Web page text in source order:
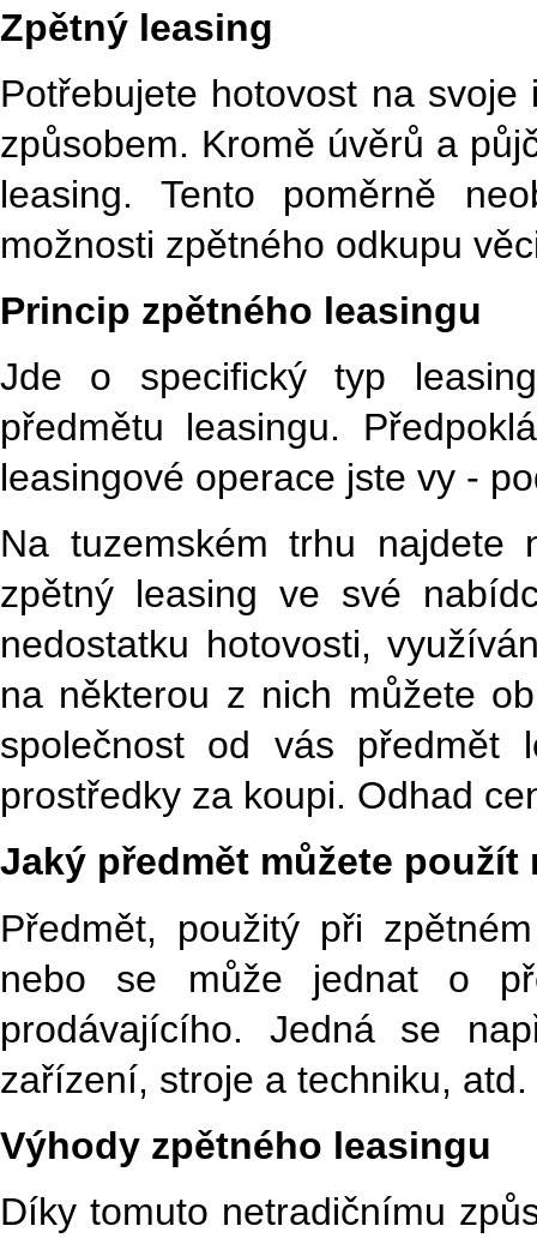
Zpětný leasing
Potřebujete hotovost na
způsobem. Kromě úvěrů a
leasing. Tento poměrně
možnosti zpětného odkupu
Princip zpětného leasingu
Jde o specifický typ
předmětu leasingu.
leasingové operace jste vy -
Na tuzemském trhu najdete
zpětný leasing ve své
nedostatku hotovosti,
na některou z nich můžete
společnost od vás předmět
prostředky za koupi. Odhad
Jaký předmět můžete použít
Předmět, použitý při
nebo se může jednat o
prodávajícího. Jedná se
zařízení, stroje a techniku, atd.
Výhody zpětného leasingu
Díky tomuto netradičnímu